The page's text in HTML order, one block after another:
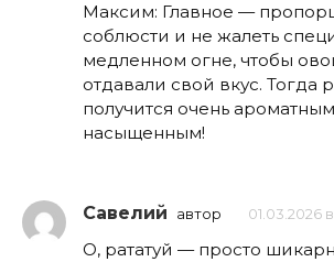
Максим: Главное —
соблюсти и не жалеть
медленном огне, чтобы
отдавали свой вкус. Тогда
получится очень
насыщенным!
Савелий автор 01.03.2026 в
О, рататуй — просто